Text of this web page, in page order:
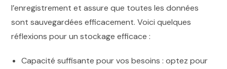
l’enregistrement et assure que toutes les données
sont sauvegardées efficacement. Voici quelques
réflexions pour un stockage efficace :
Capacité suffisante pour vos besoins : optez pour